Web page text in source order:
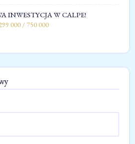
INWESTYCJA W CALPE!
000 / 750 000